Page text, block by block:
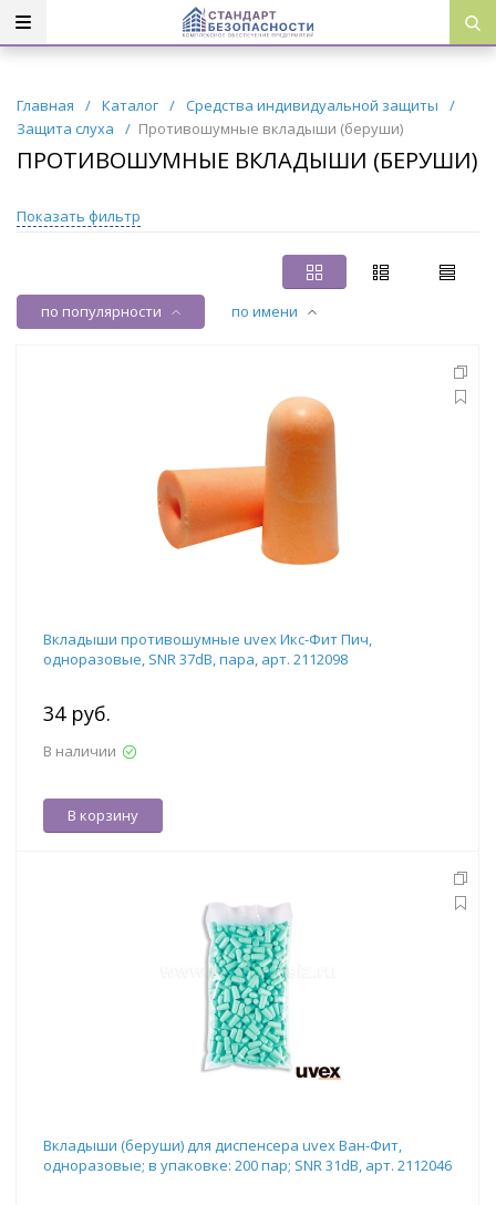
Главная / Каталог / Средства индивидуальной защиты
/
Защита слуха
/ Противошумные вкладыши (беруши)
ПРОТИВОШУМНЫЕ ВКЛАДЫШИ (БЕРУШИ)
Показать фильтр
по популярности по имени
Вкладыши противошумные uvex Икс-Фит Пич,
одноразовые, SNR 37dB, пара, арт. 2112098
34 руб.
В наличии
В корзину
Вкладыши (беруши) для диспенсера uvex Ван-Фит,
одноразовые; в упаковке: 200 пар; SNR 31dB, арт. 2112046